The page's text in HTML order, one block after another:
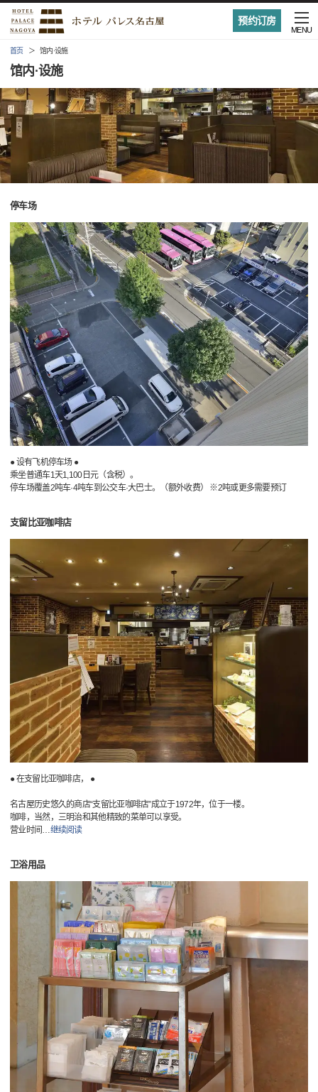
预约订房
MENU
首页 馆内·设施
馆内·设施
停车场
● 设有飞机停车场 ●
乘坐普通车1天1,100日元（含税）。
停车场覆盖2吨车·4吨车到公交车·大巴士。（额外收费） ※2吨或更多需要预订
支留比亚咖啡店
● 在支留比亚咖啡店， ●
名古屋历史悠久的商店“支留比亚咖啡店”成立于1972年，位于一楼。
咖啡，当然，三明治和其他精致的菜单可以享受。
营业时间 …继续阅读
卫浴用品